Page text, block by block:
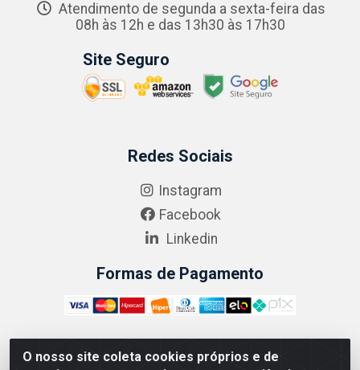
O nosso site coleta cookies próprios e de
Atendimento de segunda a sexta-feira das
08h às 12h e das 13h30 às 17h30
Site Seguro
Redes Sociais
Instagram
Facebook
Linkedin
Formas de Pagamento